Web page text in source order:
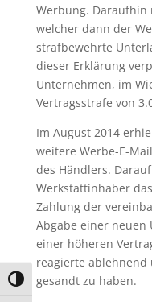
Umschalten auf hohe
Werbung. Daraufhin
welcher dann der
strafbewehrte
dieser Erklärung
Unternehmen, im
Vertragsstrafe von
Im August 2014
weitere Werbe-E-
des Händlers.
Werkstattinhaber
Zahlung der
Abgabe einer
einer höheren
reagierte
gesandt zu haben.